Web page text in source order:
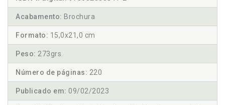
Acabamento: Brochura
Formato: 15,0x21,0 cm
Peso: 273grs.
Número de páginas: 220
Publicado em: 09/02/2023